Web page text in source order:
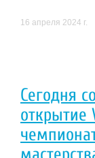
16 апреля 2024 г.
Сегодня
открытие